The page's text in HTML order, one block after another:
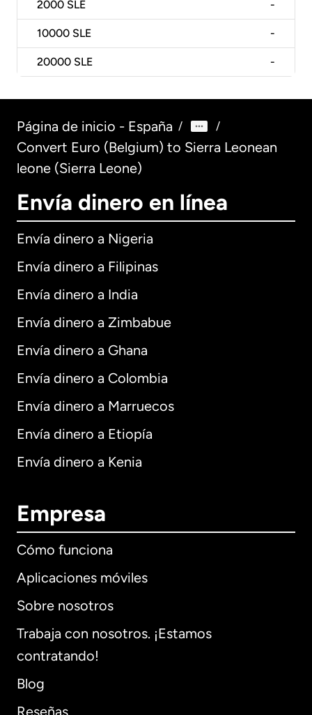
2000 SLE -
10000 SLE -
20000 SLE -
Página de inicio - España / /
Convert Euro (Belgium) to Sierra Leonean
leone (Sierra Leone)
Envía dinero en línea
Envía dinero a Nigeria
Envía dinero a Filipinas
Envía dinero a India
Envía dinero a Zimbabue
Envía dinero a Ghana
Envía dinero a Colombia
Envía dinero a Marruecos
Envía dinero a Etiopía
Envía dinero a Kenia
Empresa
Cómo funciona
Aplicaciones móviles
Sobre nosotros
Trabaja con nosotros. ¡Estamos
contratando!
Blog